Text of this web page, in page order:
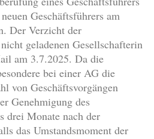
Geschäftsführers am
Der Verzicht der
geladenen Gesellschafterin
am 3.7.2025. Da die
bei einer AG die
von Geschäftsvorgängen
Genehmigung des
drei Monate nach der
das Umstandsmoment der